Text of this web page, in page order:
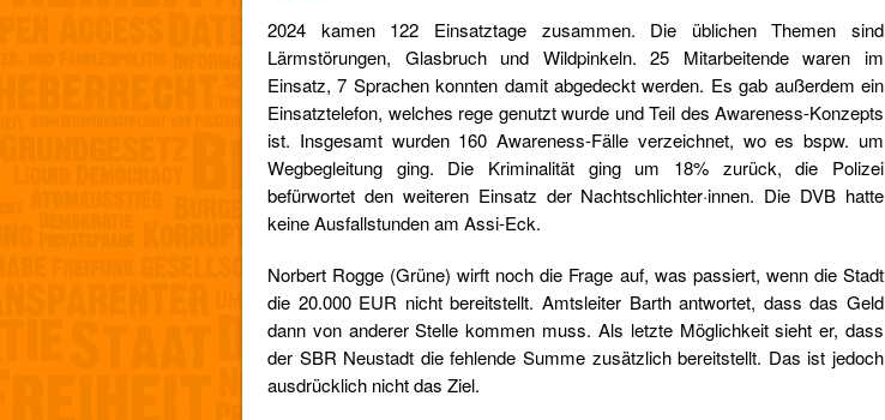
2024 kamen 122 Einsatztage zusammen. Die üblichen Themen sind
Lärmstörungen, Glasbruch und Wildpinkeln. 25 Mitarbeitende waren im
Einsatz, 7 Sprachen konnten damit abgedeckt werden. Es gab außerdem ein
Einsatztelefon, welches rege genutzt wurde und Teil des Awareness-Konzepts
ist. Insgesamt wurden 160 Awareness-Fälle verzeichnet, wo es bspw. um
Wegbegleitung ging. Die Kriminalität ging um 18% zurück, die Polizei
befürwortet den weiteren Einsatz der Nachtschlichter·innen. Die DVB hatte
keine Ausfallstunden am Assi-Eck.
Norbert Rogge (Grüne) wirft noch die Frage auf, was passiert, wenn die Stadt
die 20.000 EUR nicht bereitstellt. Amtsleiter Barth antwortet, dass das Geld
dann von anderer Stelle kommen muss. Als letzte Möglichkeit sieht er, dass
der SBR Neustadt die fehlende Summe zusätzlich bereitstellt. Das ist jedoch
ausdrücklich nicht das Ziel.